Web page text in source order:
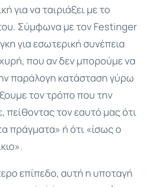
για να ταιριάξει με το
Σύμφωνα με τον Festinger
για εσωτερική συνέπεια
που αν δεν μπορούμε να
παράλογη κατάσταση γύρω
τον τρόπο που την
πείθοντας τον εαυτό μας ότι
πράγματα» ή ότι «ίσως ο
επίπεδο, αυτή η υποταγή